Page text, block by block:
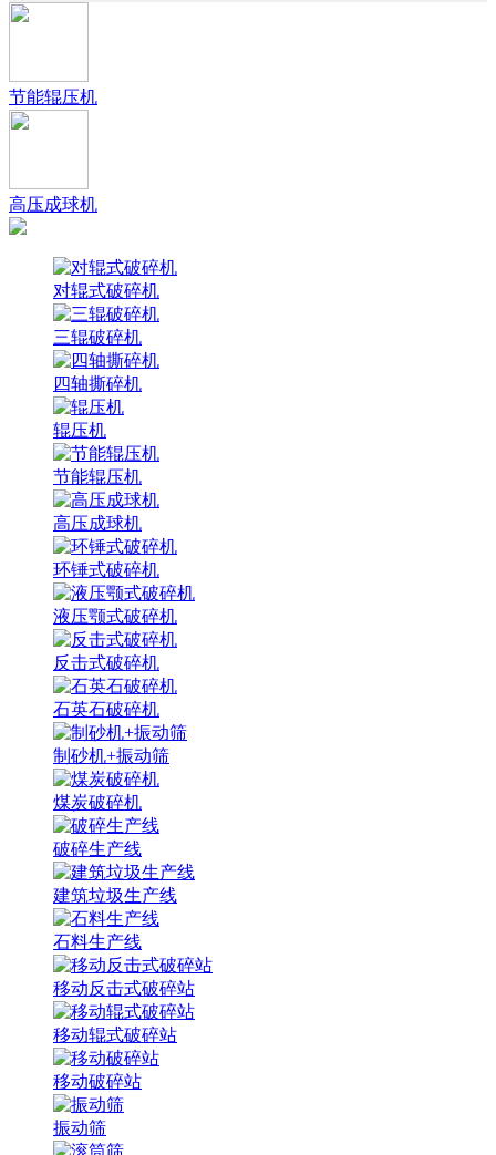
节能辊压机
高压成球机
对辊式破碎机
三辊破碎机
四轴撕碎机
辊压机
节能辊压机
高压成球机
环锤式破碎机
液压颚式破碎机
反击式破碎机
石英石破碎机
制砂机+振动筛
煤炭破碎机
破碎生产线
建筑垃圾生产线
石料生产线
移动反击式破碎站
移动辊式破碎站
移动破碎站
振动筛